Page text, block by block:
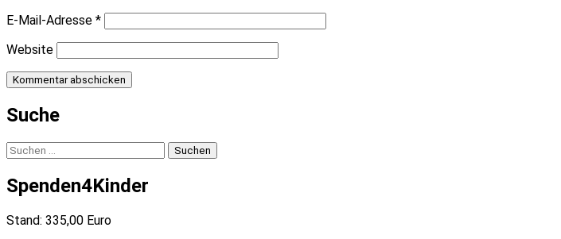
E-Mail-Adresse *
Website
Suche
Suchen
nach:
Spenden4Kinder
Stand: 335,00 Euro